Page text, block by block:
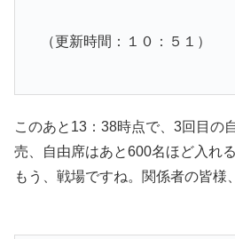
（更新時間：１０：５１）
このあと13：38時点で、3回目の
売、自由席はあと600名ほど入れ
もう、戦場ですね。関係者の皆様